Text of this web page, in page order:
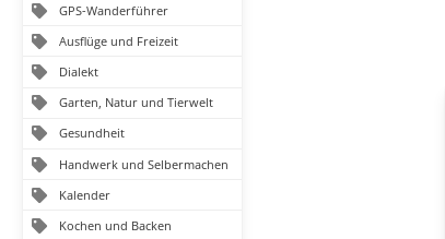
GPS-Wanderführer
Ausflüge und Freizeit
Dialekt
Garten, Natur und Tierwelt
Gesundheit
Handwerk und Selbermachen
Kalender
Kochen und Backen